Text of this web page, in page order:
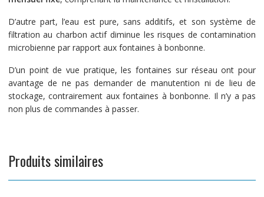
D’autre part, l’eau est pure, sans additifs, et son système de
filtration au charbon actif diminue les risques de contamination
microbienne par rapport aux fontaines à bonbonne.
D’un point de vue pratique, les fontaines sur réseau ont pour
avantage de ne pas demander de manutention ni de lieu de
stockage, contrairement aux fontaines à bonbonne. Il n’y a pas
non plus de commandes à passer.
Produits similaires